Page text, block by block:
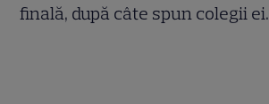
finală, după câte spun colegii ei.